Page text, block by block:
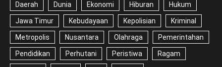
Daerah Dunia Ekonomi Hiburan Hukum
Jawa Timur Kebudayaan Kepolisian Kriminal
Metropolis Nusantara Olahraga Pemerintahan
Pendidikan Perhutani Peristiwa Ragam